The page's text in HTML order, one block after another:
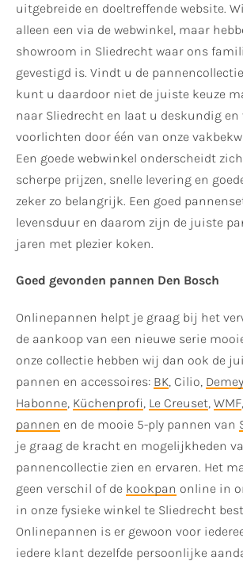
uitgebreide en doeltreffende website.
alleen een via de webwinkel, maar
showroom in Sliedrecht waar ons
gevestigd is. Vindt u de
kunt u daardoor niet de juiste keuze
naar Sliedrecht en laat u deskundig
voorlichten door één van onze
Een goede webwinkel onderscheidt
scherpe prijzen, snelle levering en
zeker zo belangrijk. Een goed
levensduur en daarom zijn de juiste
jaren met plezier koken.
Goed gevonden pannen Den Bosch
Onlinepannen helpt je graag bij het
de aankoop van een nieuwe serie
onze collectie hebben wij dan ook de
pannen en accessoires: BK, Cilio,
Habonne, Küchenprofi, Le Creuset, WMF,
pannen en de mooie 5-ply pannen van
je graag de kracht en mogelijkheden
pannencollectie zien en ervaren. Het
geen verschil of de kookpan online in
in onze fysieke winkel te Sliedrecht
Onlinepannen is er gewoon voor
iedere klant dezelfde persoonlijke